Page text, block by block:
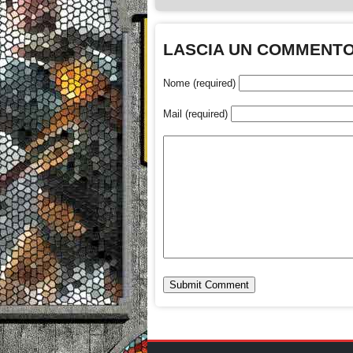
LASCIA UN
Nome (required)
Mail (required)